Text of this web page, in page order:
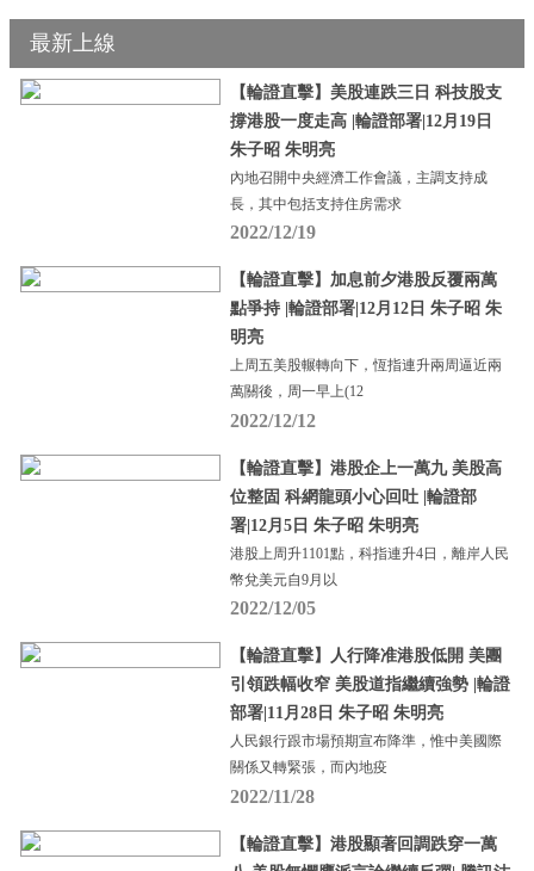
最新上線
【輪證直擊】美股連跌三日 科技股支
撐港股一度走高 |輪證部署|12月19日
朱子昭 朱明亮
內地召開中央經濟工作會議，主調支持成
長，其中包括支持住房需求
2022/12/19
【輪證直擊】加息前夕港股反覆兩萬
點爭持 |輪證部署|12月12日 朱子昭 朱
明亮
上周五美股輾轉向下，恆指連升兩周逼近兩
萬關後，周一早上(12
2022/12/12
【輪證直擊】港股企上一萬九 美股高
位整固 科網龍頭小心回吐 |輪證部
署|12月5日 朱子昭 朱明亮
港股上周升1101點，科指連升4日，離岸人民
幣兌美元自9月以
2022/12/05
【輪證直擊】人行降准港股低開 美團
引領跌幅收窄 美股道指繼續強勢 |輪證
部署|11月28日 朱子昭 朱明亮
人民銀行跟市場預期宣布降準，惟中美國際
關係又轉緊張，而內地疫
2022/11/28
【輪證直擊】港股顯著回調跌穿一萬